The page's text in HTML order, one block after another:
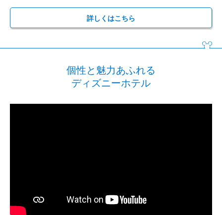
詳しくはこちら
個性と魅力あふれる
ディズニーホテル